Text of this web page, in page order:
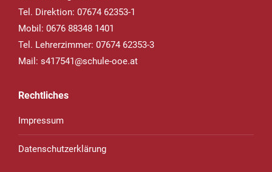
Tel. Direktion: 07674 62353-1
Mobil: 0676 88348 1401
Tel. Lehrerzimmer: 07674 62353-3
Mail: s417541@schule-ooe.at
Rechtliches
Impressum
Datenschutzerklärung